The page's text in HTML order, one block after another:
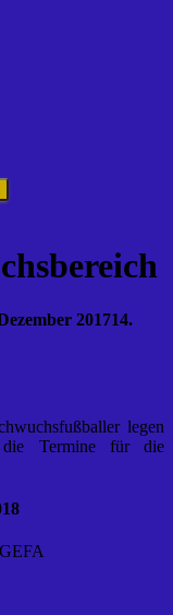
201714.
legen
die Termine für die